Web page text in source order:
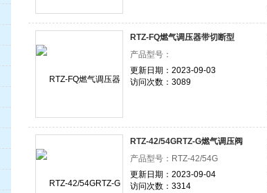
RTZ-FQ燃气调压器带切断型
产品型号：
更新日期：2023-09-03
访问次数：3089
RTZ-42/54GRTZ-G燃气调压阀
产品型号：RTZ-42/54G
更新日期：2023-09-04
访问次数：3314